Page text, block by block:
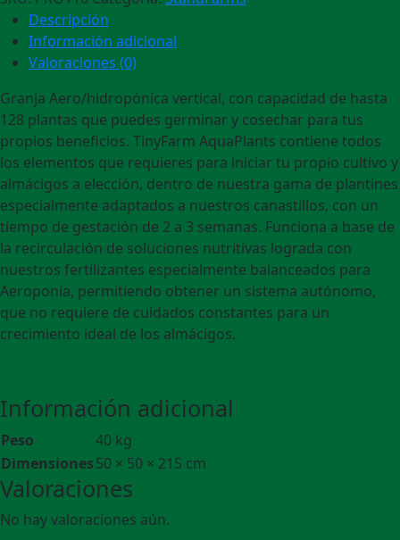
Descripción
Información adicional
Valoraciones (0)
Granja Aero/hidropónica vertical, con capacidad de hasta
128 plantas que puedes germinar y cosechar para tus
propios beneficios. TinyFarm AquaPlants contiene todos
los elementos que requieres para iniciar tu propio cultivo y
almácigos a elección, dentro de nuestra gama de plantines
especialmente adaptados a nuestros canastillos, con un
tiempo de gestación de 2 a 3 semanas. Funciona a base de
la recirculación de soluciones nutritivas lograda con
nuestros fertilizantes especialmente balanceados para
Aeroponía, permitiendo obtener un sistema autónomo,
que no requiere de cuidados constantes para un
crecimiento ideal de los almácigos.
Información adicional
Peso
40 kg
Dimensiones50 × 50 × 215 cm
Valoraciones
No hay valoraciones aún.